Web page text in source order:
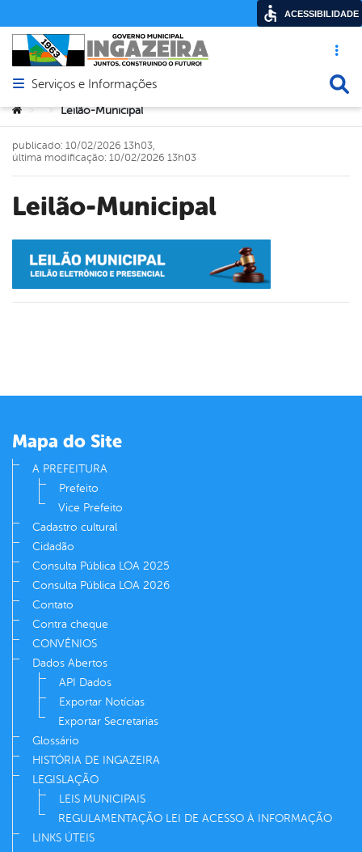
Acesso
Abrir menu principal de navegação
Serviços e Informações
Você está aqui:
> > Leilão-Municipal
Leilão-Municipal
publicado: 10/02/2026 13h03,
última modificação: 10/02/2026 13h03
Mapa do Site
A PREFEITURA
Prefeito
Vice Prefeito
Cadastro cultural
Cidadão
Consulta Pública LOA 2025
Consulta Pública LOA 2026
Contato
Contra cheque
CONVÊNIOS
Dados Abertos
API Dados
Exportar Notícias
Exportar Secretarias
Glossário
HISTÓRIA DE INGAZEIRA
LEGISLAÇÃO
LEIS MUNICIPAIS
REGULAMENTAÇÃO LEI DE ACESSO À INFORMAÇÃO
LINKS ÚTEIS
ACESSIBILIDADE